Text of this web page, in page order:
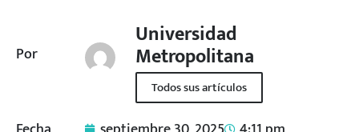
Por
Universidad
Metropolitana
Todos sus artículos